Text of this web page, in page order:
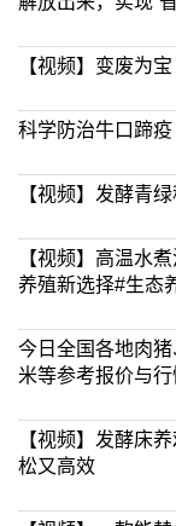
【视频】变废为
科学防治牛口蹄
【视频】发酵青
【视频】高温水
养殖新选择#生态
今日全国各地肉
米等参考报价与行
【视频】发酵床
松又高效